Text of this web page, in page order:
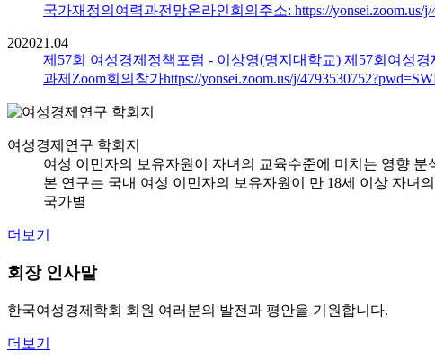
국가재정의여력과전망온라인회의주소: https://
202021.04
제57회 여성경제정책포럼 - 이상영(명지대학교) 제57회여성
과제Zoom회의참가https://yonsei.zoom.us/j/
여성경제연구 학회지
여성 이민자의 보유자원이 자녀의 교육수준에 미치는 영향 분
본 연구는 국내 여성 이민자의 보유자원이 만 18세 이상 자녀
국가별
더보기
회장 인사말
한국여성경제학회 회원 여러분의 발전과 평안을 기원합니다.
더보기